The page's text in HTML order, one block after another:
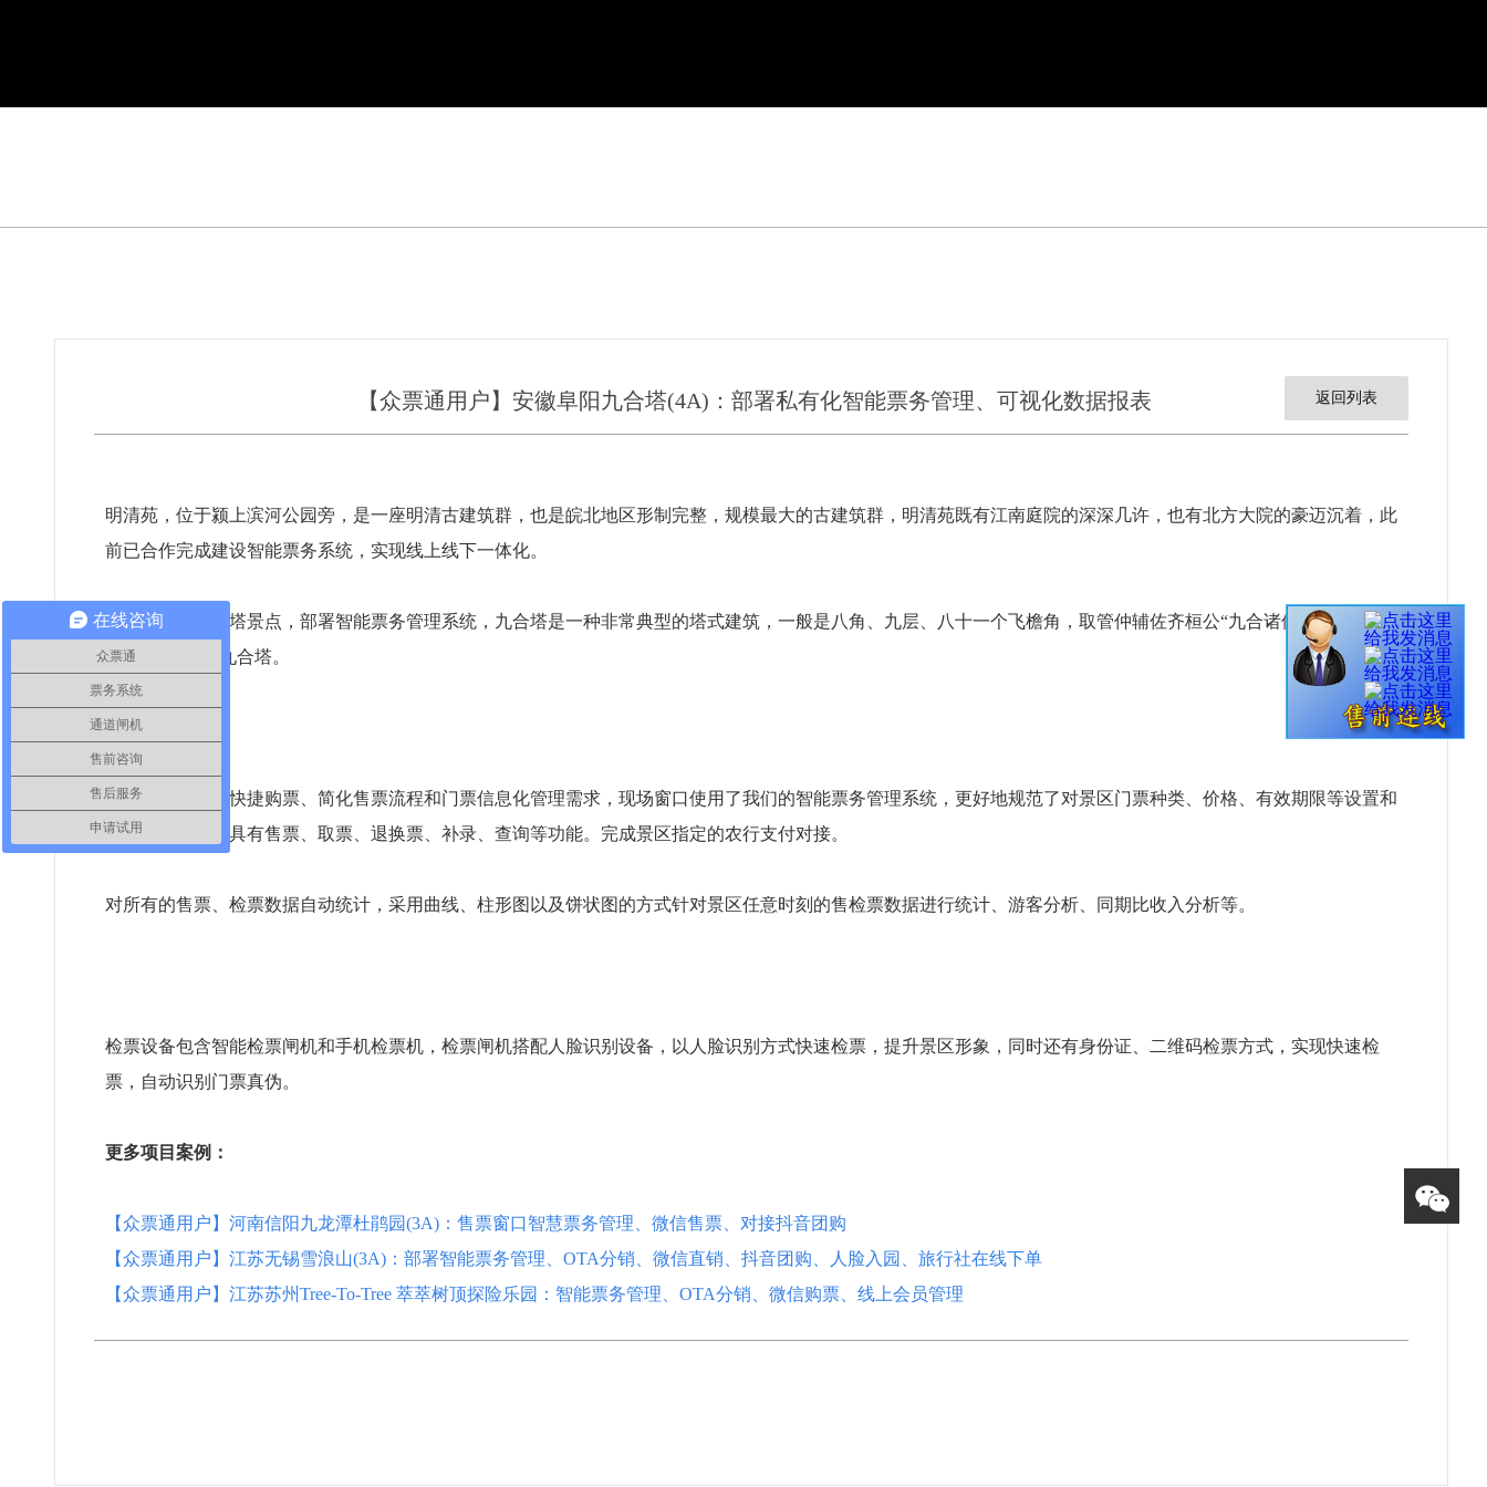
【众票通用户】安徽阜阳九合塔(4A)：部署私有化智能票务管理、可视化数据报表 返回列表
明清苑，位于颍上滨河公园旁，是一座明清古建筑群，也是皖北地区形制完整，规模最大的古建筑群，明清苑既有江南庭院的深深几许，也有北方大院的豪迈沉着，此
前已合作完成建设智能票务系统，实现线上线下一体化。
此次合作为九合塔景点，部署智能票务管理系统，九合塔是一种非常典型的塔式建筑，一般是八角、九层、八十一个飞檐角，取管仲辅佐齐桓公“九合诸侯，一匡天
下”之意，故称九合塔。
为实现游客现场快捷购票、简化售票流程和门票信息化管理需求，现场窗口使用了我们的智能票务管理系统，更好地规范了对景区门票种类、价格、有效期限等设置和
员工权限管理，具有售票、取票、退换票、补录、查询等功能。完成景区指定的农行支付对接。
对所有的售票、检票数据自动统计，采用曲线、柱形图以及饼状图的方式针对景区任意时刻的售检票数据进行统计、游客分析、同期比收入分析等。
检票设备包含智能检票闸机和手机检票机，检票闸机搭配人脸识别设备，以人脸识别方式快速检票，提升景区形象，同时还有身份证、二维码检票方式，实现快速检
票，自动识别门票真伪。
更多项目案例：
【众票通用户】河南信阳九龙潭杜鹃园(3A)：售票窗口智慧票务管理、微信售票、对接抖音团购
【众票通用户】江苏无锡雪浪山(3A)：部署智能票务管理、OTA分销、微信直销、抖音团购、人脸入园、旅行社在线下单
【众票通用户】江苏苏州Tree-To-Tree 萃萃树顶探险乐园：智能票务管理、OTA分销、微信购票、线上会员管理
在线咨询
众票通
票务系统
通道闸机
售前咨询
售后服务
申请试用